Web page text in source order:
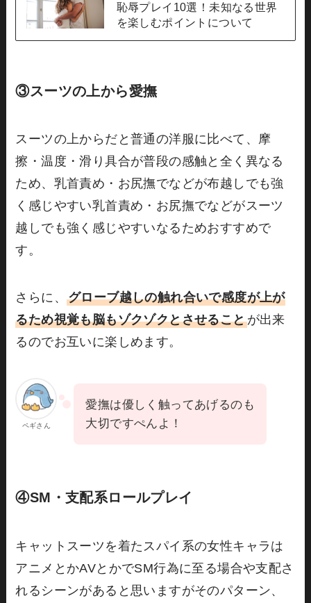
恥辱プレイ10選！未知なる世界
を楽しむポイントについて
③スーツの上から愛撫
スーツの上からだと普通の洋服に比べて、摩
擦・温度・滑り具合が普段の感触と全く異なる
ため、乳首責め・お尻撫でなどが布越しでも強
く感じやすい乳首責め・お尻撫でなどがスーツ
越しでも強く感じやすいなるためおすすめで
す。
さらに、グローブ越しの触れ合いで感度が上が
るため視覚も脳もゾクゾクとさせることが出来
るのでお互いに楽しめます。
ペギさん
愛撫は優しく触ってあげるのも
大切ですぺんよ！
④SM・支配系ロールプレイ
キャットスーツを着たスパイ系の女性キャラは
アニメとかAVとかでSM行為に至る場合や支配さ
れるシーンがあると思いますがそのパターン、